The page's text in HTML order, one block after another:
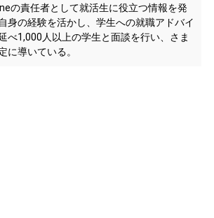
の責任者として就活生に役立つ情報を発
身の経験を活かし、学生への就職アドバイ
べ1,000人以上の学生と面談を行い、さま
に導いている。